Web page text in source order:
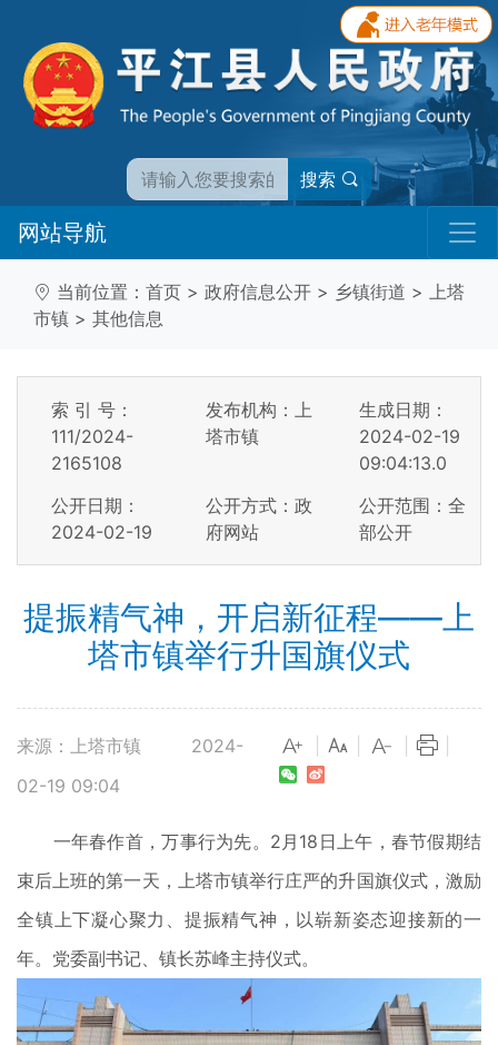
搜索
网站导航
当前位置： 首页 > 政府信息公开 > 乡镇街道 > 上塔
市镇 > 其他信息
索 引 号：
111/2024-
2165108
发布机构：上
塔市镇
生成日期：
2024-02-19
09:04:13.0
公开日期：
2024-02-19
公开方式：政
府网站
公开范围：全
部公开
提振精气神，开启新征程——上
塔市镇举行升国旗仪式
来源：上塔市镇
2024-
02-19 09:04
一年春作首，万事行为先。2月18日上午，春节假期结
束后上班的第一天，上塔市镇举行庄严的升国旗仪式，激励
全镇上下凝心聚力、提振精气神，以崭新姿态迎接新的一
年。党委副书记、镇长苏峰主持仪式。